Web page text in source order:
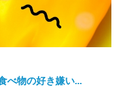
べ物の好き嫌い...